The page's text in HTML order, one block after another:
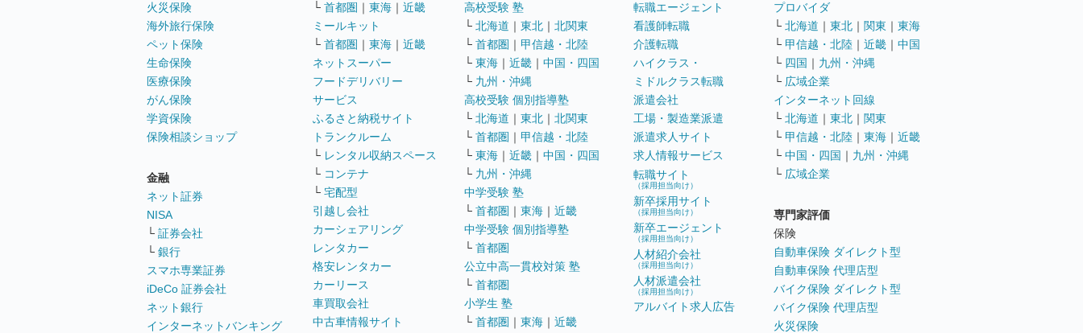
火災保険
海外旅行保険
ペット保険
生命保険
医療保険
がん保険
学資保険
保険相談ショップ
金融
ネット証券
NISA
└ 証券会社
└ 銀行
スマホ専業証券
iDeCo 証券会社
ネット銀行
インターネットバンキング
└ 首都圏 ｜ 東海 ｜ 近畿
ミールキット
└ 首都圏 ｜ 東海 ｜ 近畿
ネットスーパー
フードデリバリー
サービス
ふるさと納税サイト
トランクルーム
└ レンタル収納スペース
└ コンテナ
└ 宅配型
引越し会社
カーシェアリング
レンタカー
格安レンタカー
カーリース
車買取会社
中古車情報サイト
高校受験 塾
└ 北海道 ｜ 東北 ｜ 北関東
└ 首都圏 ｜ 甲信越・北陸
└ 東海 ｜ 近畿 ｜ 中国・四国
└ 九州・沖縄
高校受験 個別指導塾
└ 北海道 ｜ 東北 ｜ 北関東
└ 首都圏 ｜ 甲信越・北陸
└ 東海 ｜ 近畿 ｜ 中国・四国
└ 九州・沖縄
中学受験 塾
└ 首都圏 ｜ 東海 ｜ 近畿
中学受験 個別指導塾
└ 首都圏
公立中高一貫校対策 塾
└ 首都圏
小学生 塾
└ 首都圏 ｜ 東海 ｜ 近畿
転職エージェント
看護師転職
介護転職
ハイクラス・
ミドルクラス転職
派遣会社
工場・製造業派遣
派遣求人サイト
求人情報サービス
転職サイト
（採用担当向け）
新卒採用サイト
（採用担当向け）
新卒エージェント
（採用担当向け）
人材紹介会社
（採用担当向け）
人材派遣会社
（採用担当向け）
アルバイト求人広告
プロバイダ
└ 北海道 ｜ 東北 ｜ 関東 ｜ 東海
└ 甲信越・北陸 ｜ 近畿 ｜ 中国
└ 四国 ｜ 九州・沖縄
└ 広域企業
インターネット回線
└ 北海道 ｜ 東北 ｜ 関東
└ 甲信越・北陸 ｜ 東海 ｜ 近畿
└ 中国・四国 ｜ 九州・沖縄
└ 広域企業
専門家評価
保険
自動車保険 ダイレクト型
自動車保険 代理店型
バイク保険 ダイレクト型
バイク保険 代理店型
火災保険